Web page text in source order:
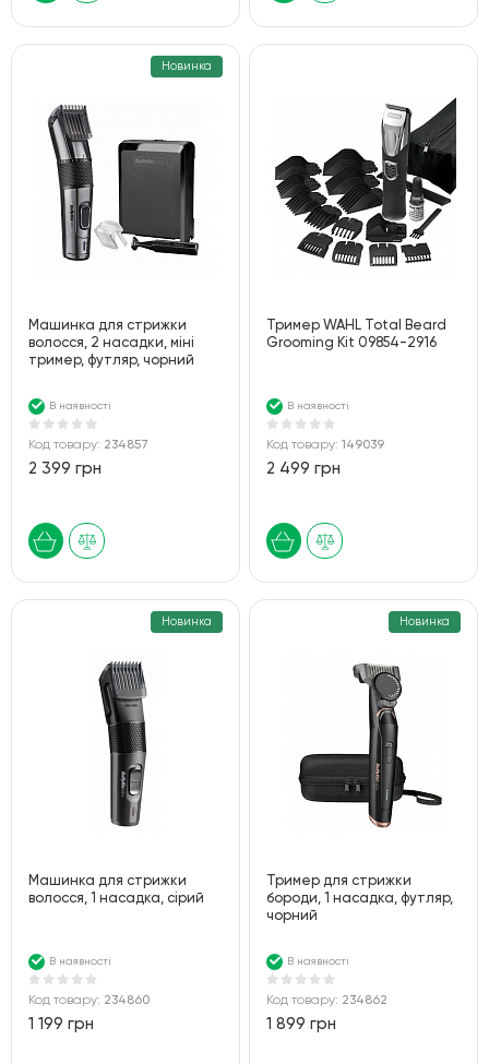
Новинка
Машинка для стрижки
волосся, 2 насадки, міні
тример, футляр, чорний
В наявності
Код товару: 234857
2 399 грн
Тример WAHL Total Beard
Grooming Kit 09854-2916
В наявності
Код товару:149039
2 499 грн
Новинка
Машинка для стрижки
волосся, 1 насадка, сірий
В наявності
Код товару: 234860
1 199 грн
Новинка
Тример для стрижки
бороди, 1 насадка, футляр,
чорний
В наявності
Код товару: 234862
1 899 грн